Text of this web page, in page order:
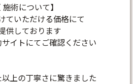
施術について】
ていただける価格にて
供しております
イトにてご確認ください
以上の丁寧さに驚きました